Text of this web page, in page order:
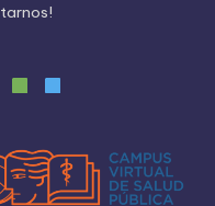
tarnos!